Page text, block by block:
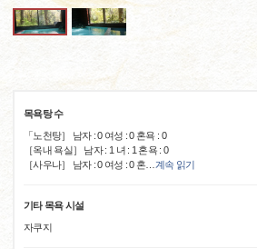
목욕탕 수
「노천탕］ 남자 : 0 여성 : 0 혼욕 : 0
［옥내 욕실］ 남자 : 1 녀 : 1 혼욕 : 0
［사우나］ 남자 : 0 여성 : 0 혼
계속 읽기
기타 목욕 시설
자쿠지